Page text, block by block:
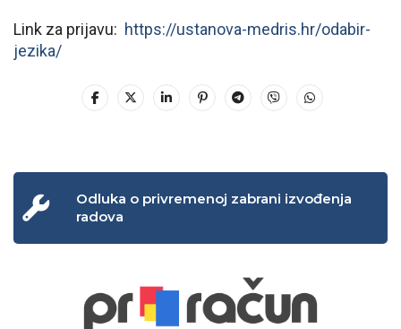
Link za prijavu: https://ustanova-medris.hr/odabir-
jezika/
Odluka o privremenoj zabrani izvođenja
radova